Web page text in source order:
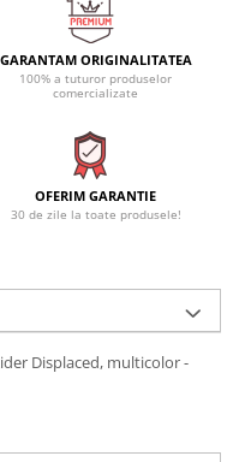
GARANTAM ORIGINALITATEA
100% a tuturor produselor
comercializate
OFERIM GARANTIE
30 de zile la toate produsele!
Displaced, multicolor -